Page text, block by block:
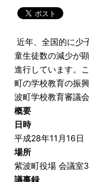
近年、全国的に少
童生徒数の減少が
進行しています。
町の学校教育の振
波町学校教育審議
概要
日時
平成28年11月16日
場所
紫波町役場 会議室
議事録